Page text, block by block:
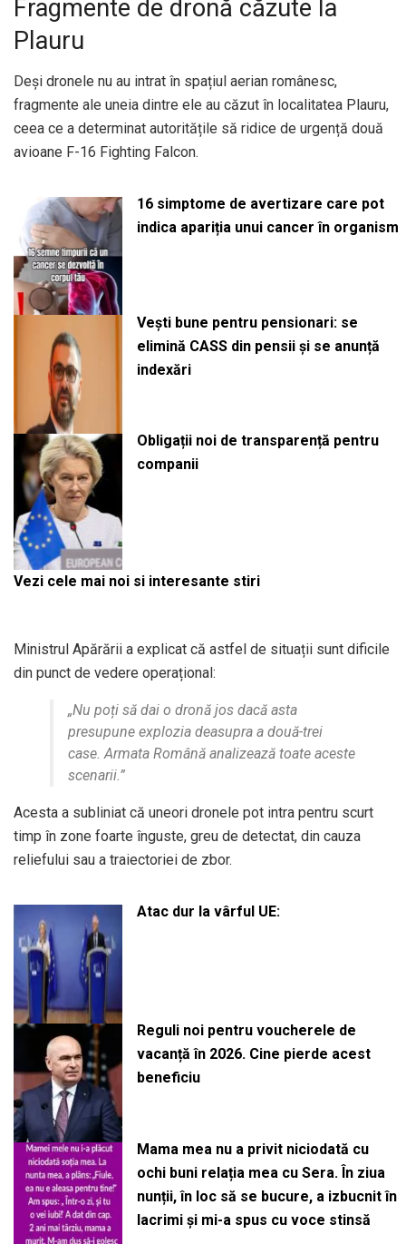
Fragmente de dronă căzute la
Plauru
Deși dronele nu au intrat în spațiul aerian românesc,
fragmente ale uneia dintre ele au căzut în localitatea Plauru,
ceea ce a determinat autoritățile să ridice de urgență două
avioane F-16 Fighting Falcon.
16 simptome de avertizare care pot
indica apariția unui cancer în organism
Vești bune pentru pensionari: se
elimină CASS din pensii și se anunță
indexări
Obligații noi de transparență pentru
companii
Vezi cele mai noi si interesante stiri
Ministrul Apărării a explicat că astfel de situații sunt dificile
din punct de vedere operațional:
„Nu poți să dai o dronă jos dacă asta
presupune explozia deasupra a două-trei
case. Armata Română analizează toate aceste
scenarii.”
Acesta a subliniat că uneori dronele pot intra pentru scurt
timp în zone foarte înguste, greu de detectat, din cauza
reliefului sau a traiectoriei de zbor.
Atac dur la vârful UE:
Reguli noi pentru voucherele de
vacanță în 2026. Cine pierde acest
beneficiu
Mama mea nu a privit niciodată cu
ochi buni relația mea cu Sera. În ziua
nunții, în loc să se bucure, a izbucnit în
lacrimi și mi-a spus cu voce stinsă